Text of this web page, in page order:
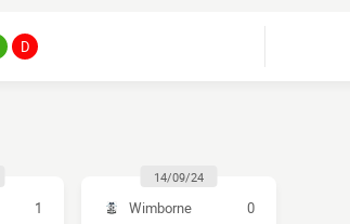
D
1
14/09/24
Wimborne
0